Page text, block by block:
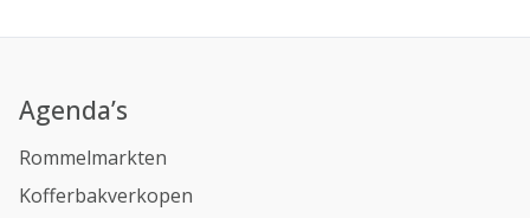
Agenda’s
Rommelmarkten
Kofferbakverkopen